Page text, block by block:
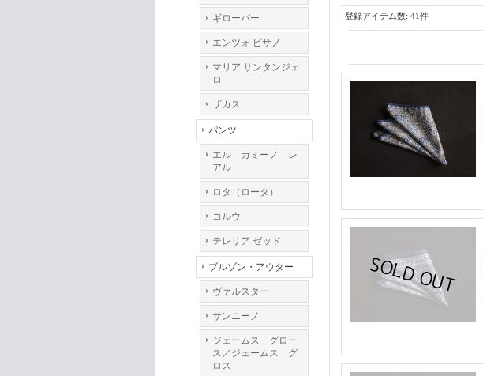
ギローバー
エンツォ ピサノ
マリア サンタンジェ
ロ
ザカス
パンツ
エル カミーノ レ
アル
ロタ（ロータ）
コルウ
テレリア ゼッド
ブルゾン・アウター
ヴァルスター
サンニーノ
ジェームス グロー
ス／ジェームス グ
ロス
登録アイテム数: 41件